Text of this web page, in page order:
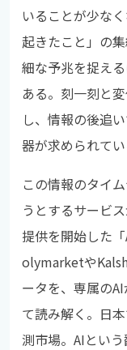
いることが少な
起きたこと」の
細な予兆を捉え
ある。刻一刻と
し、情報の後追
器が求められてい
この情報のタイ
うとするサービ
提供を開始した
olymarketや
ータを、専属の
て読み解く。日
測市場。AIとい